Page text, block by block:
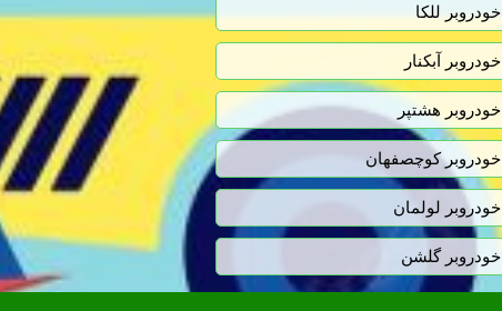
خودروبر للکا
خودروبر آبکنار
خودروبر هشتپر
خودروبر کوچصفهان
خودروبر لولمان
خودروبر گلشن